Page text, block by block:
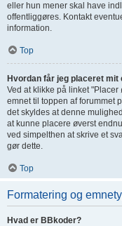
eller hun mener skal have
offentliggøres. Kontakt
information.
Top
Hvordan får jeg placeret mit
Ved at klikke på linket
emnet til toppen af forummet
det skyldes at denne
at kunne placere øverst
ved simpelthen at skrive et
gør dette.
Top
Formatering og
Hvad er BBkoder?